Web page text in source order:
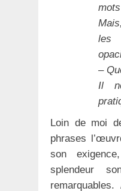
les
–
Il
Loin de moi
phrases
son
splendeur
remarquables.